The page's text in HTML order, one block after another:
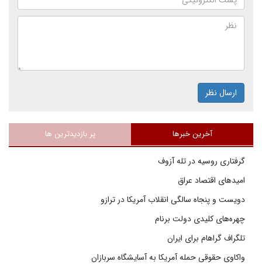
ارسال نظر
آخرین خبرها پر بازدیدترین ها
گرفتاری روسیه در تله آزوف
امیدهای اقتصاد عراق
دویست و پنجاه سالگی انقلاب آمریکا در ترازو
چهره‌های کلیدی دولت برنام
تلگراف گراهام برای ایران
واکاوی حقوقی حمله آمریکا به آسایشگاه سربازان